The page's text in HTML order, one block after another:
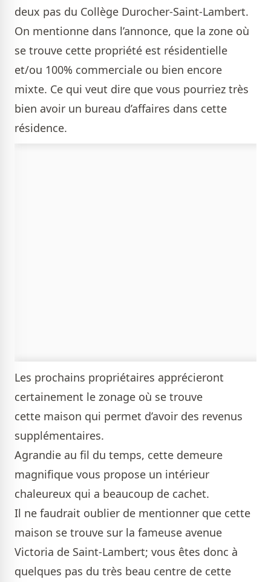
deux pas du Collège Durocher-Saint-Lambert.
On mentionne dans l’annonce, que la zone où
se trouve cette propriété est résidentielle
et/ou 100% commerciale ou bien encore
mixte. Ce qui veut dire que vous pourriez très
bien avoir un bureau d’affaires dans cette
résidence.
Les prochains propriétaires apprécieront
certainement le zonage où se trouve
cette maison qui permet d’avoir des revenus
supplémentaires.
Agrandie au fil du temps, cette demeure
magnifique vous propose un intérieur
chaleureux qui a beaucoup de cachet.
Il ne faudrait oublier de mentionner que cette
maison se trouve sur la fameuse avenue
Victoria de Saint-Lambert; vous êtes donc à
quelques pas du très beau centre de cette